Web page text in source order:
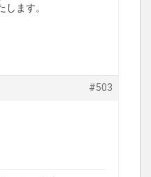
します。
#503